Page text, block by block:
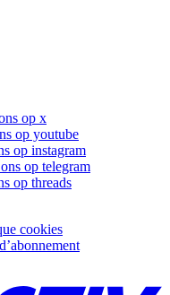
op x
op youtube
op instagram
op telegram
op threads
cookies